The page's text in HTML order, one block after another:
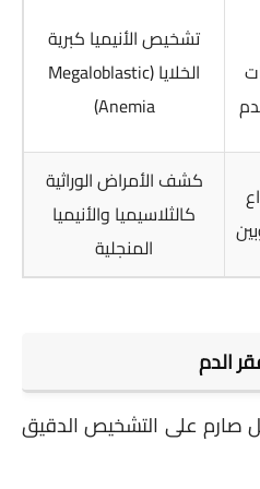
تشخيص الأنيميا كبرية
الخلايا (Megaloblastic
Anemia)
كشف الأمراض الوراثية
كالثلاسيميا والأنيميا
المنجلية
الدم
على التشخيص الدقيق